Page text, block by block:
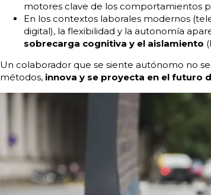
motores clave de los comportamientos
En los contextos laborales modernos
digital), la flexibilidad y la autonomía
sobrecarga cognitiva y el aislamiento
Un colaborador que se siente autónomo no
métodos, innova y se proyecta en el futuro